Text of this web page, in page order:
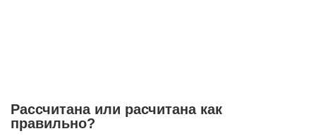
Рассчитана или расчитана как
правильно?